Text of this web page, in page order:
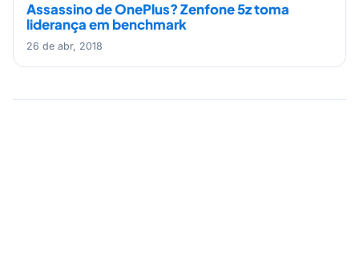
Assassino de OnePlus? Zenfone 5z toma
liderança em benchmark
26 de abr, 2018